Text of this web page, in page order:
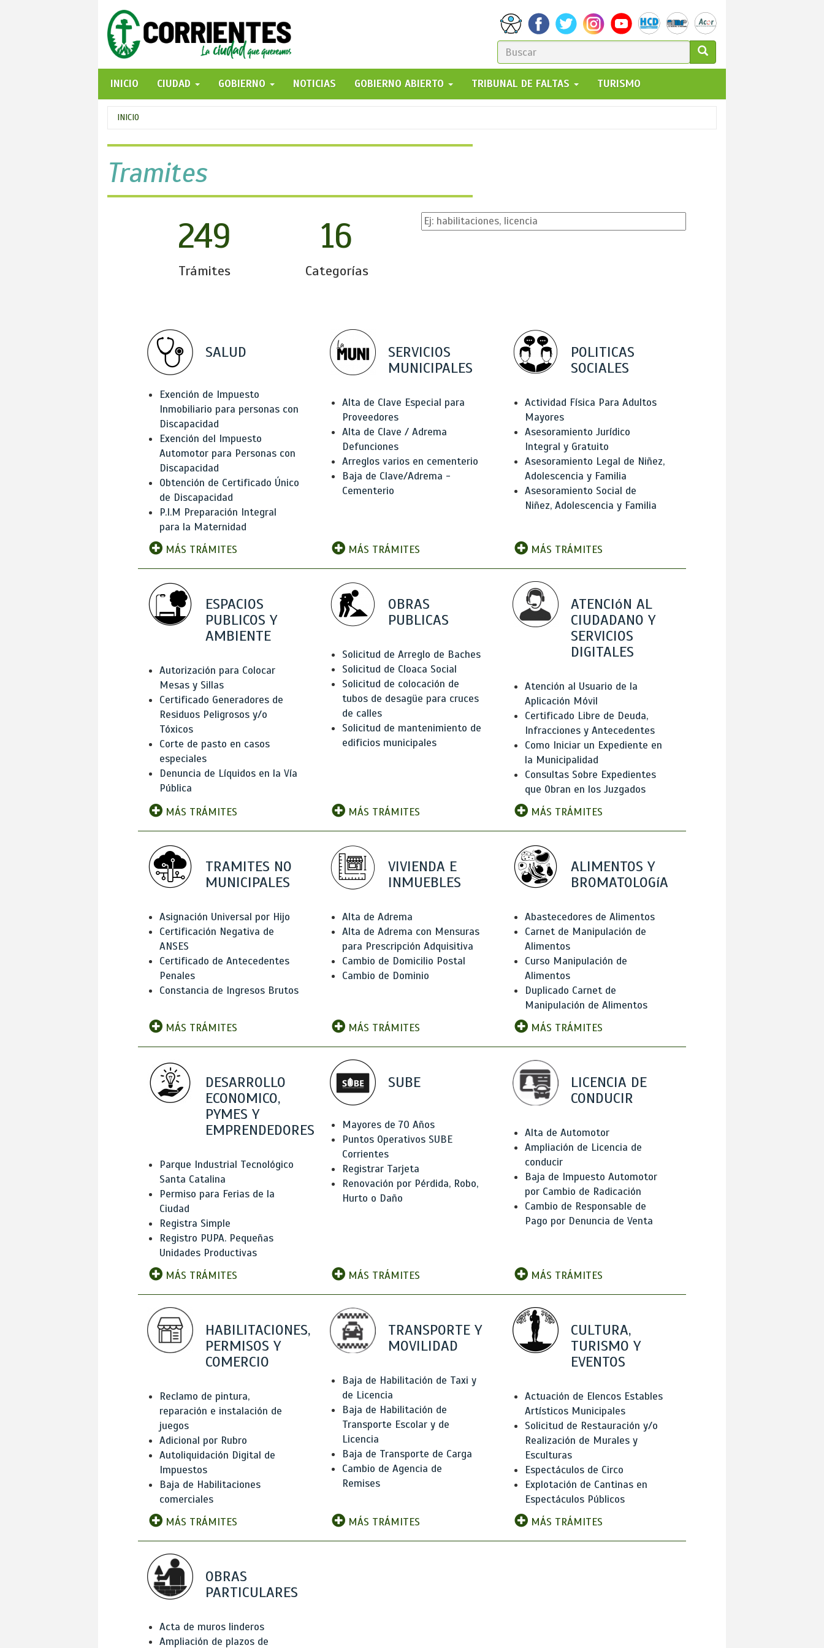
FORMULARIO
DE
BÚSQUEDA
GO!
INICIO
CIUDAD GOBIERNO NOTICIAS GOBIERNO ABIERTO TRIBUNAL DE FALTAS TURISMO
Se
encuentra
usted
aquí
INICIO
Tramites
249
Trámites
16
Categorías
SALUD
Exención de Impuesto
Inmobiliario para personas con
Discapacidad
Exención del Impuesto
Automotor para Personas con
Discapacidad
Obtención de Certificado Único
de Discapacidad
P.I.M Preparación Integral
para la Maternidad
MÁS TRÁMITES
SERVICIOS
MUNICIPALES
Alta de Clave Especial para
Proveedores
Alta de Clave / Adrema
Defunciones
Arreglos varios en cementerio
Baja de Clave/Adrema -
Cementerio
MÁS TRÁMITES
POLITICAS
SOCIALES
Actividad Física Para Adultos
Mayores
Asesoramiento Jurídico
Integral y Gratuito
Asesoramiento Legal de Niñez,
Adolescencia y Familia
Asesoramiento Social de
Niñez, Adolescencia y Familia
MÁS TRÁMITES
ESPACIOS
PUBLICOS Y
AMBIENTE
Autorización para Colocar
Mesas y Sillas
Certificado Generadores de
Residuos Peligrosos y/o
Tóxicos
Corte de pasto en casos
especiales
Denuncia de Líquidos en la Vía
Pública
MÁS TRÁMITES
OBRAS
PUBLICAS
Solicitud de Arreglo de Baches
Solicitud de Cloaca Social
Solicitud de colocación de
tubos de desagüe para cruces
de calles
Solicitud de mantenimiento de
edificios municipales
MÁS TRÁMITES
ATENCIóN AL
CIUDADANO Y
SERVICIOS
DIGITALES
Atención al Usuario de la
Aplicación Móvil
Certificado Libre de Deuda,
Infracciones y Antecedentes
Como Iniciar un Expediente en
la Municipalidad
Consultas Sobre Expedientes
que Obran en los Juzgados
MÁS TRÁMITES
TRAMITES NO
MUNICIPALES
Asignación Universal por Hijo
Certificación Negativa de
ANSES
Certificado de Antecedentes
Penales
Constancia de Ingresos Brutos
MÁS TRÁMITES
VIVIENDA E
INMUEBLES
Alta de Adrema
Alta de Adrema con Mensuras
para Prescripción Adquisitiva
Cambio de Domicilio Postal
Cambio de Dominio
MÁS TRÁMITES
ALIMENTOS Y
BROMATOLOGíA
Abastecedores de Alimentos
Carnet de Manipulación de
Alimentos
Curso Manipulación de
Alimentos
Duplicado Carnet de
Manipulación de Alimentos
MÁS TRÁMITES
DESARROLLO
ECONOMICO,
PYMES Y
EMPRENDEDORES
Parque Industrial Tecnológico
Santa Catalina
Permiso para Ferias de la
Ciudad
Registra Simple
Registro PUPA. Pequeñas
Unidades Productivas
MÁS TRÁMITES
SUBE
Mayores de 70 Años
Puntos Operativos SUBE
Corrientes
Registrar Tarjeta
Renovación por Pérdida, Robo,
Hurto o Daño
MÁS TRÁMITES
LICENCIA DE
CONDUCIR
Alta de Automotor
Ampliación de Licencia de
conducir
Baja de Impuesto Automotor
por Cambio de Radicación
Cambio de Responsable de
Pago por Denuncia de Venta
MÁS TRÁMITES
HABILITACIONES,
PERMISOS Y
COMERCIO
Reclamo de pintura,
reparación e instalación de
juegos
Adicional por Rubro
Autoliquidación Digital de
Impuestos
Baja de Habilitaciones
comerciales
MÁS TRÁMITES
TRANSPORTE Y
MOVILIDAD
Baja de Habilitación de Taxi y
de Licencia
Baja de Habilitación de
Transporte Escolar y de
Licencia
Baja de Transporte de Carga
Cambio de Agencia de
Remises
MÁS TRÁMITES
CULTURA,
TURISMO Y
EVENTOS
Actuación de Elencos Estables
Artísticos Municipales
Solicitud de Restauración y/o
Realización de Murales y
Esculturas
Espectáculos de Circo
Explotación de Cantinas en
Espectáculos Públicos
MÁS TRÁMITES
OBRAS
PARTICULARES
Acta de muros linderos
Ampliación de plazos de